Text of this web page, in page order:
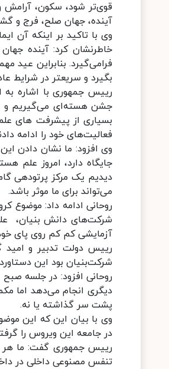
قوی‌تر شود، سکون، آرامش
آینده، جهان صلح، فرج و
وی با تاکید بر اینکه آن
خاطرنشان کرد: آینده
فرامی‌گیرد. بنابراین عید
بگیرد و سریعتر در شرایط
جشن هسته‌ای می‌گیریم و هر
بسیاری از پیشرفت های
فعالیت‌های خود را ادامه
وی افزود: ما نشان دادن
جایگاه دارد، امروز علم
دیدیم یک مرکز پرتودهی
می‌تواند برای ما موثر باشد.
روحانی ادامه داد: موضوع
شرکت‌های دانش بنیان،
آزمایشی کم کم روی پای
رییس دولت تدبیر و امید
شرکت‌بنیان بود این
روحانی افزود: در جلسه
دیگری انجام می‌دهد اما
پشت سر گذاشته یا نه.
وی با بیان این که این
در جامعه این ویروس را
رییس جمهوری گفت: ما هر
تنفس مصنوعی داخلی در